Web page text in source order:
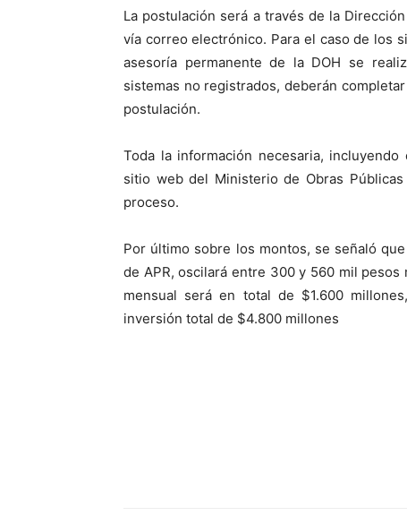
La postulación será a través de la
vía correo electrónico. Para el caso de los
asesoría permanente de la DOH se
sistemas no registrados, deberán
postulación.
Toda la información necesaria,
sitio web del Ministerio de Obras
proceso.
Por último sobre los montos, se señaló
de APR, oscilará entre 300 y 560 mil
mensual será en total de $1.600
inversión total de $4.800 millones